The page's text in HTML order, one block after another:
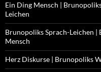
Ein Ding Mensch |
Leichen
Brunopoliks Sprach-Leichen |
Mensch
Herz Diskurse | Brunopoliks